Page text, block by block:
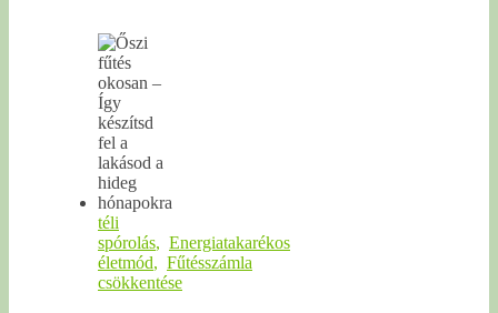
téli
spórolás, Energiatakarékos
életmód, Fűtésszámla
csökkentése